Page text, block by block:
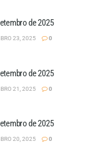
de 2025
23, 2025 0
de 2025
21, 2025 0
de 2025
20, 2025 0